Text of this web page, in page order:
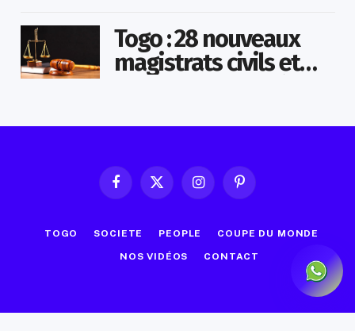
des opérations à
Kotokoli-zongo
Togo : 28 nouveaux
magistrats civils et
Facebook
X
InstagramPinterest
TOGO SOCIETE PEOPLE COUPE DU MONDE
NOS VIDÉOS CONTACT